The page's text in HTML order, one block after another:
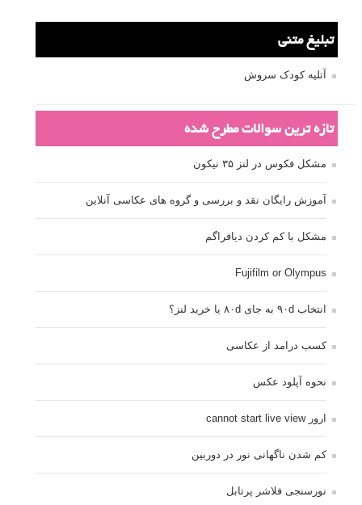
تبلیغ متنی
آتلیه کودک سروش
تازه ترین سوالات مطرح شده
مشکل فکوس در لنز ۳۵ نیکون
آموزش رایگان نقد و بررسی و گروه های عکاسی آنلاین
مشکل با کم کردن دیافراگم
Fujifilm or Olympus
انتخاب ۹۰d به جای ۸۰d یا خرید لنز؟
کسب درامد از عکاسی
نحوه آپلود عکس
ارور cannot start live view
کم شدن ناگهانی نور در دوربین
نورسنجی فلاشر پرتابل